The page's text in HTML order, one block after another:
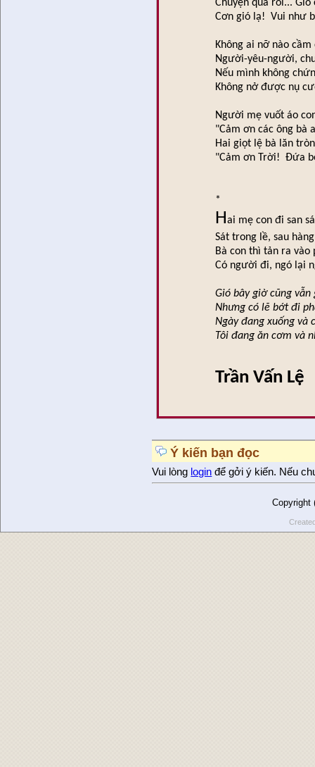
Chuyện qua rồi...
Cơn gió lạ! Vui như
Không ai nỡ nào cầm
Người-yêu-người,
Nếu mình không
Không nở được nụ
Người mẹ vuốt áo
"Cảm ơn các ông bà
Hai giọt lệ bà lăn
"Cảm ơn Trời! Đứa
*
Hai mẹ con đi san
Sát trong lề, sau
Bà con thì tản ra vào
Có người đi, ngó lại
Gió bây giờ cũng vẫn
Nhưng có lẽ bớt đi
Ngày đang xuống và
Tôi đang ăn cơm và
Trần Vấn Lệ
Ý kiến bạn đọc
Vui lòng login để gởi ý kiến. Nếu
Copyright